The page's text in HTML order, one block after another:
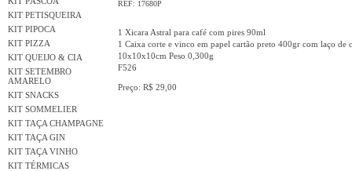
KIT PETISQUEIRA
KIT PIPOCA
KIT PIZZA
KIT QUEIJO & CIA
KIT SETEMBRO
AMARELO
KIT SNACKS
KIT SOMMELIER
KIT TAÇA CHAMPAGNE
KIT TAÇA GIN
KIT TAÇA VINHO
KIT TÉRMICAS
REF: 17680P
1 Xicara Astral para café com pires 90ml
1 Caixa corte e vinco em papel cartão preto 400gr com laço de
10x10x10cm Peso 0,300g
F526
Preço: R$ 29,00